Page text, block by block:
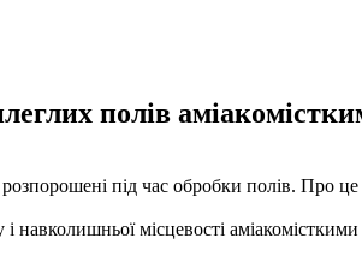
полів
під час обробки полів. Про
навколишньої місцевості